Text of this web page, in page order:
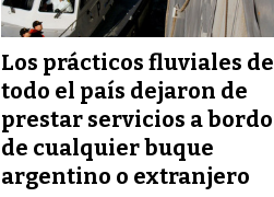
Los prácticos fluviales de
todo el país dejaron de
prestar servicios a bordo
de cualquier buque
argentino o extranjero